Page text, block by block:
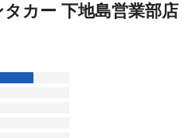
カー 下地島営業部店